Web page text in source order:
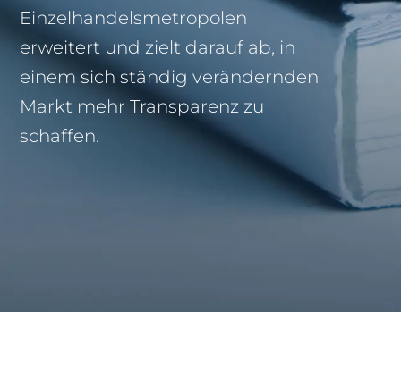
Einzelhandelsmetropolen
erweitert und zielt darauf ab, in
einem sich ständig verändernden
Markt mehr Transparenz zu
schaffen.